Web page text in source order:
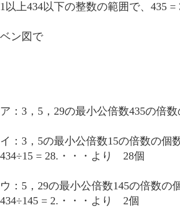
1以上434以下の整数の範囲で、435 =
ベン図で
ア：3，5，29の最小公倍数435の倍数
イ：3，5の最小公倍数15の倍数の
434÷15 = 28.・・・より 28個
ウ：5，29の最小公倍数145の倍数
434÷145 = 2.・・・より 2個